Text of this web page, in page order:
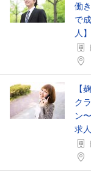
こち
働
で
人】
【
ク
ン
求人